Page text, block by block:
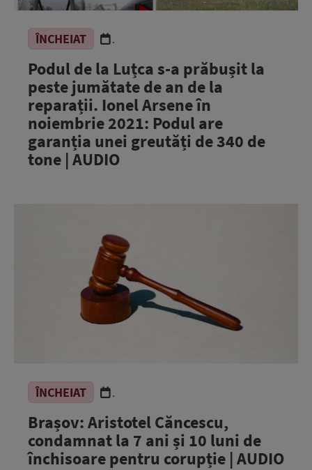
ÎNCHEIAT .
Podul de la Luțca s-a prăbușit la
peste jumătate de an de la
reparații. Ionel Arsene în
noiembrie 2021: Podul are
garanția unei greutăți de 340 de
tone | AUDIO
ÎNCHEIAT .
Brașov: Aristotel Căncescu,
condamnat la 7 ani și 10 luni de
închisoare pentru corupție | AUDIO